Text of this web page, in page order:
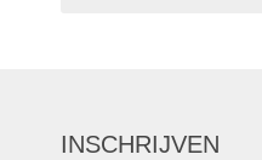
INSCHRIJVEN